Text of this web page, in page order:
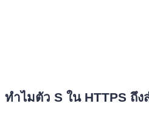
ทำไมตัว S ใน HTTPS ถึ